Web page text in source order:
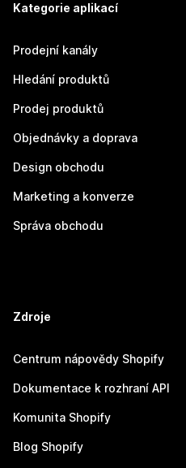
Kategorie aplikací
Prodejní kanály
Hledání produktů
Prodej produktů
Objednávky a doprava
Design obchodu
Marketing a konverze
Správa obchodu
Zdroje
Centrum nápovědy Shopify
Dokumentace k rozhraní API
Komunita Shopify
Blog Shopify